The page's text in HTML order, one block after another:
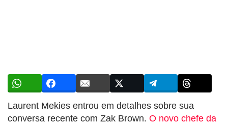
Laurent Mekies entrou em detalhes sobre sua
conversa recente com Zak Brown. O novo chefe da